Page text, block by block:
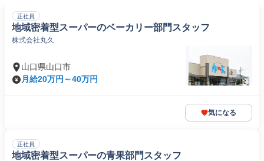
正社員
地域密着型スーパーのベーカリー部門スタッフ
株式会社丸久
山口県山口市
月給20万円～40万円
気になる
正社員
地域密着型スーパーの青果部門スタッフ